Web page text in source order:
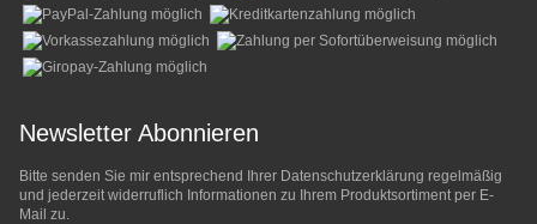
Newsletter Abonnieren
Bitte senden Sie mir entsprechend Ihrer Datenschutzerklärung regelmäßig
und jederzeit widerruflich Informationen zu Ihrem Produktsortiment per E-
Mail zu.